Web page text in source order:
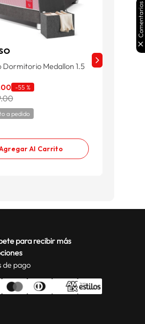
Dormitorio Medallon 1.5
00 -55 %
a pedido
Al Carrito
para recibir más
de pago
Comentarios